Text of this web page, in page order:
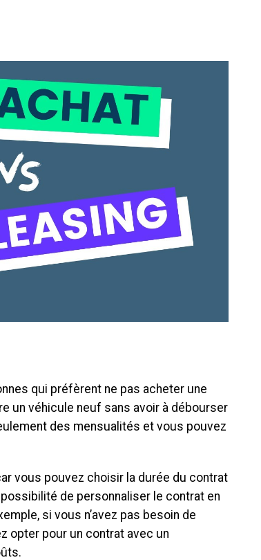
qui préfèrent ne pas acheter une
un véhicule neuf sans avoir à débourser
des mensualités et vous pouvez
vous pouvez choisir la durée du contrat
de personnaliser le contrat en
si vous n’avez pas besoin de
opter pour un contrat avec un